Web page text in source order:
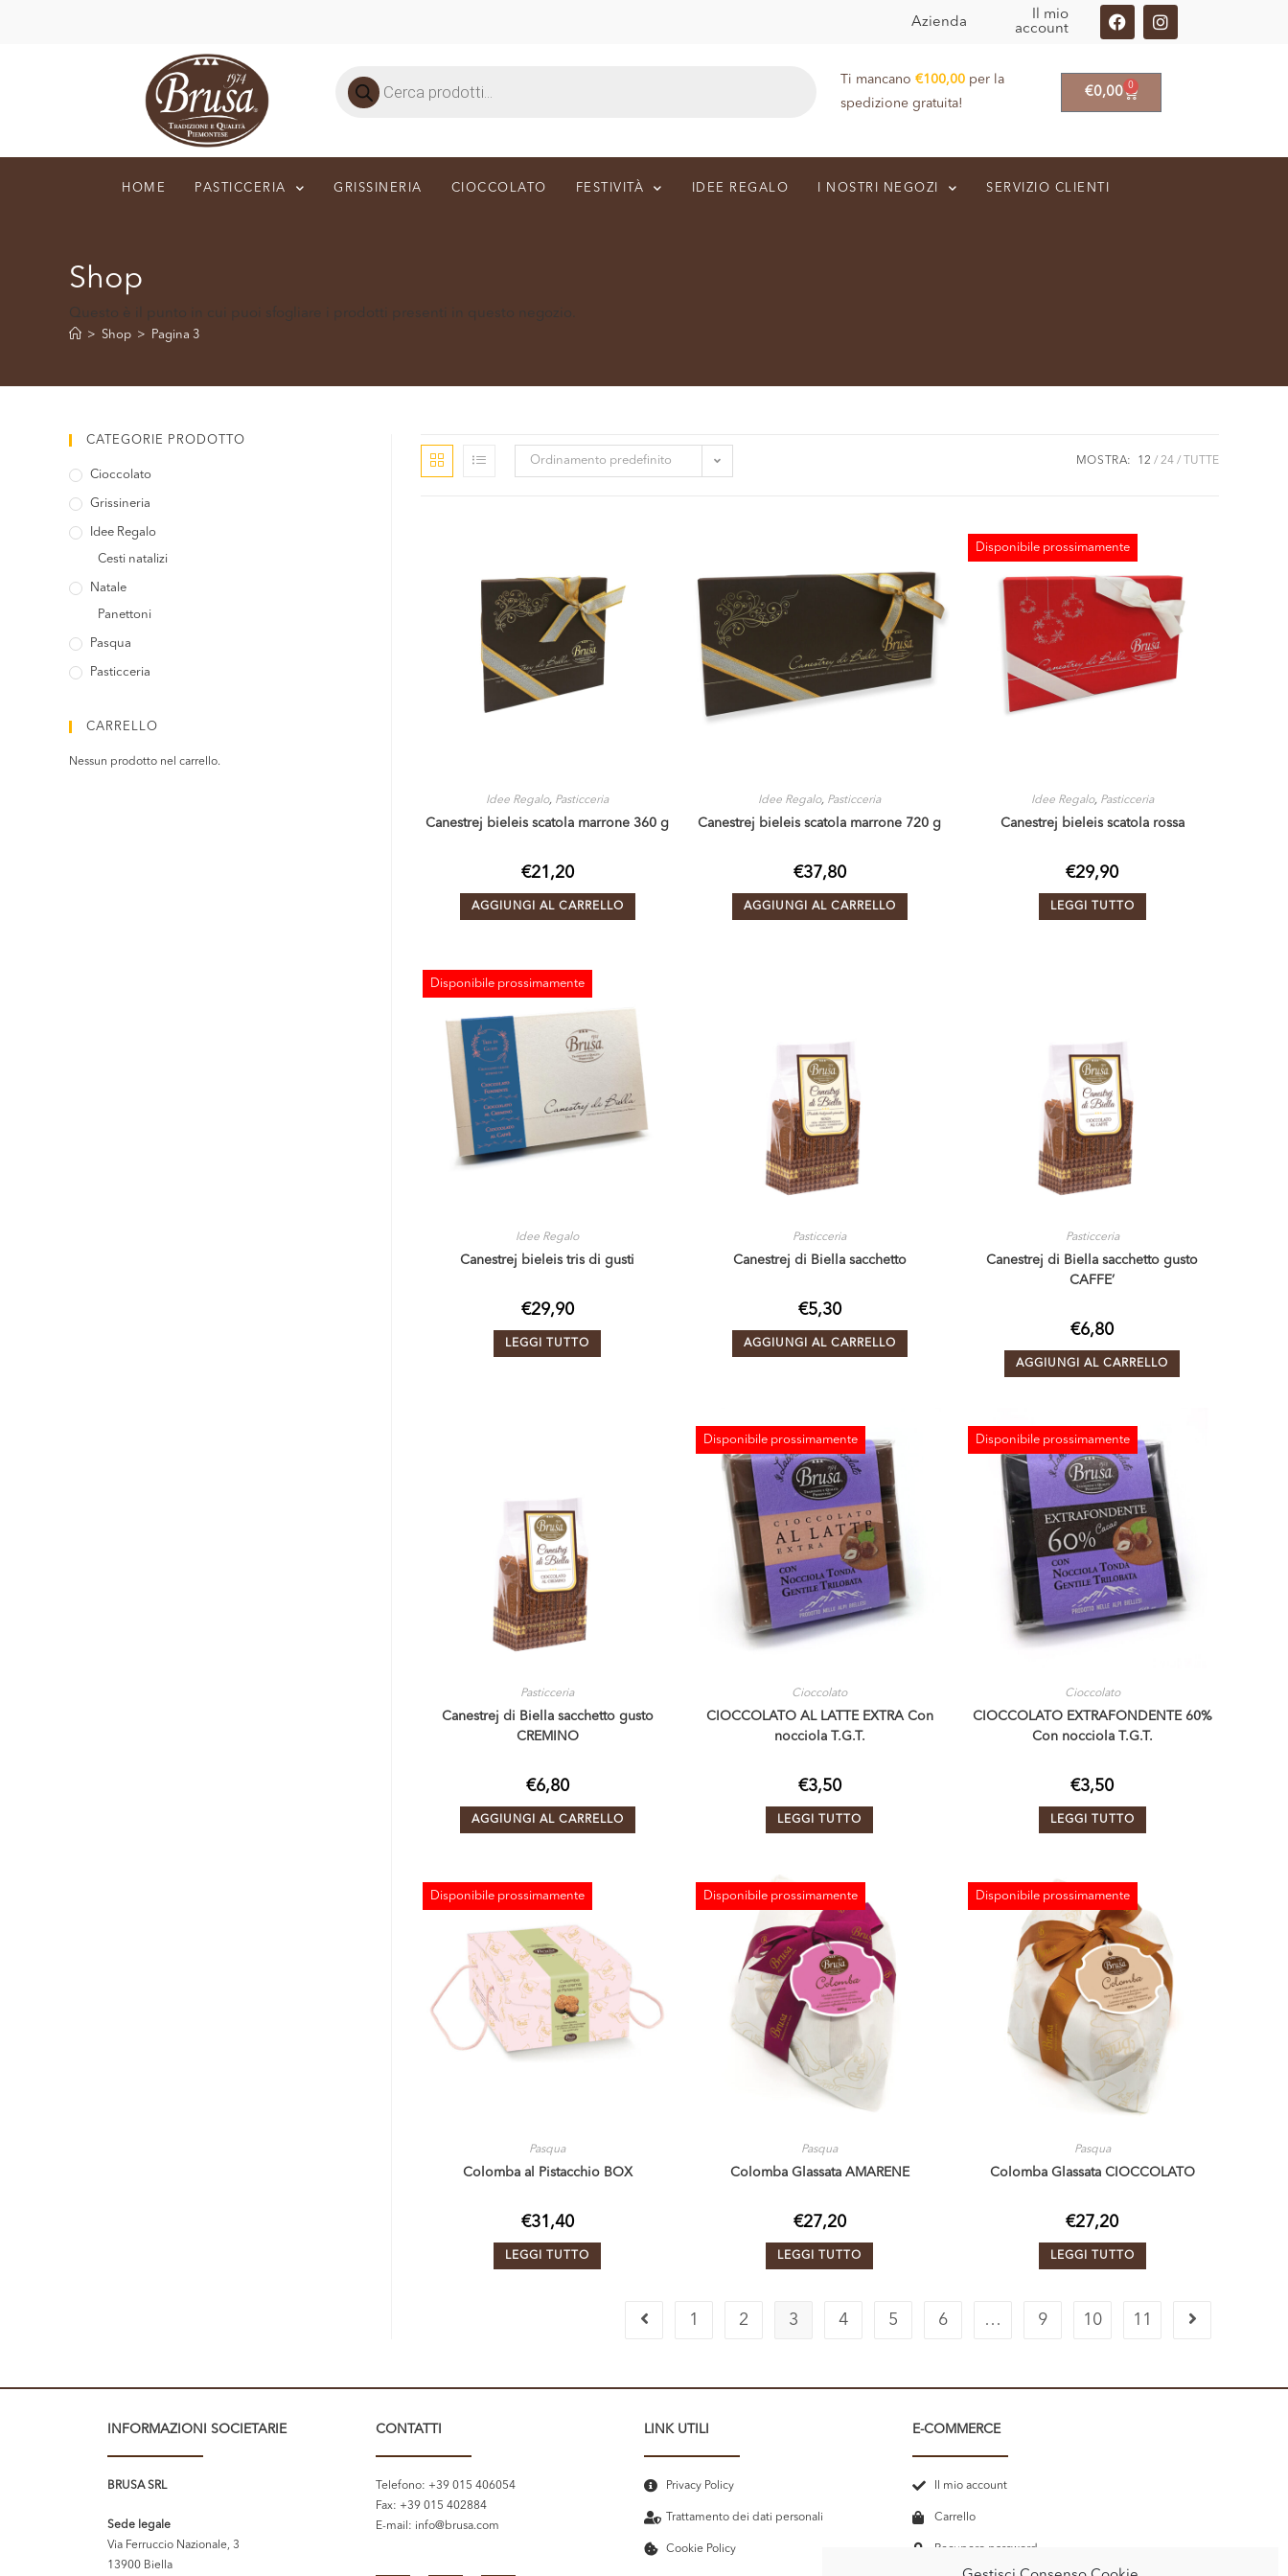
Azienda
Il mio
account
Ti mancano€100,00 per la
spedizione gratuita!
€0,00 0
HOME PASTICCERIA GRISSINERIA CIOCCOLATO FESTIVITÀ IDEE REGALO I NOSTRI NEGOZI SERVIZIO CLIENTI
Shop
Questo è il punto in cui puoi sfogliare i prodotti presenti in questo negozio.
> Shop > Pagina 3
Ordinamento predefinito MOSTRA: 12 24 TUTTE
Idee Regalo, Pasticceria
Canestrej bieleis scatola marrone 360 g
€21,20
AGGIUNGI AL CARRELLO
Idee Regalo, Pasticceria
Canestrej bieleis scatola marrone 720 g
€37,80
AGGIUNGI AL CARRELLO
Disponibile prossimamente
ESAURITO
Idee Regalo, Pasticceria
Canestrej bieleis scatola rossa
€29,90
LEGGI TUTTO
Disponibile prossimamente
ESAURITO
Idee Regalo
Canestrej bieleis tris di gusti
€29,90
LEGGI TUTTO
Pasticceria
Canestrej di Biella sacchetto
€5,30
AGGIUNGI AL CARRELLO
Pasticceria
Canestrej di Biella sacchetto gusto
CAFFE’
€6,80
AGGIUNGI AL CARRELLO
Pasticceria
Canestrej di Biella sacchetto gusto
CREMINO
€6,80
AGGIUNGI AL CARRELLO
Disponibile prossimamente
ESAURITO
Cioccolato
CIOCCOLATO AL LATTE EXTRA Con
nocciola T.G.T.
€3,50
LEGGI TUTTO
Disponibile prossimamente
ESAURITO
Cioccolato
CIOCCOLATO EXTRAFONDENTE 60%
Con nocciola T.G.T.
€3,50
LEGGI TUTTO
Disponibile prossimamente
ESAURITO
Pasqua
Colomba al Pistacchio BOX
€31,40
LEGGI TUTTO
Disponibile prossimamente
ESAURITO
Pasqua
Colomba Glassata AMARENE
€27,20
LEGGI TUTTO
Disponibile prossimamente
ESAURITO
Pasqua
Colomba Glassata CIOCCOLATO
€27,20
LEGGI TUTTO
1 2 3 4 5 6 … 9 10 11
CATEGORIE PRODOTTO
Cioccolato
Grissineria
Idee Regalo
Cesti natalizi
Natale
Panettoni
Pasqua
Pasticceria
CARRELLO
Nessun prodotto nel carrello.
INFORMAZIONI SOCIETARIE
BRUSA SRL
Sede legale
Via Ferruccio Nazionale, 3
13900 Biella
CONTATTI
Telefono: +39 015 406054
Fax: +39 015 402884
E-mail: info@brusa.com
LINK UTILI
Privacy Policy
Trattamento dei dati personali
Cookie Policy
E-COMMERCE
Il mio account
Carrello
Recupero password